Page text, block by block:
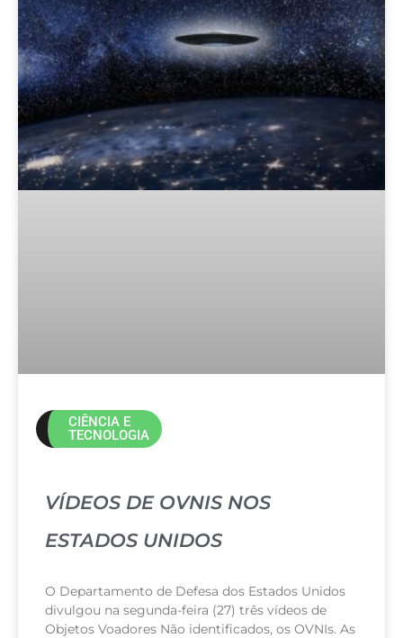
CIÊNCIA E
TECNOLOGIA
VÍDEOS DE OVNIS NOS
ESTADOS UNIDOS
O Departamento de Defesa dos Estados Unidos
divulgou na segunda-feira (27) três vídeos de
Objetos Voadores Não identificados, os OVNIs. As